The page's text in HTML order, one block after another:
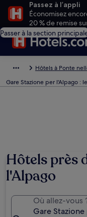
Passez à l’appli
Économisez
20 % de remise
Passer à la section
Hôtels à Ponte
Gare Stazione per l'Alpago :
Hôtels près
l'Alpago
Où allez-vous
Gare